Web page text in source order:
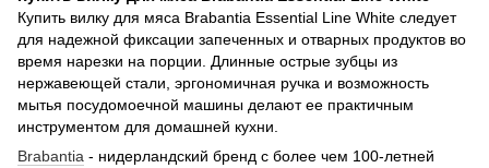
Купить вилку для мяса Brabantia Essential Line White следует
для надежной фиксации запеченных и отварных продуктов во
время нарезки на порции. Длинные острые зубцы из
нержавеющей стали, эргономичная ручка и возможность
мытья посудомоечной машины делают ее практичным
инструментом для домашней кухни.
Brabantia - нидерландский бренд с более чем 100-летней